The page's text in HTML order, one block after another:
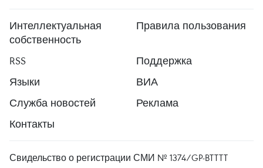
Интеллектуальная
собственность
Правила пользования
RSS
Поддержка
Языки
ВИА
Служба новостей
Реклама
Контакты
Свидельство о регистрации СМИ № 1374/GP-BTTTT